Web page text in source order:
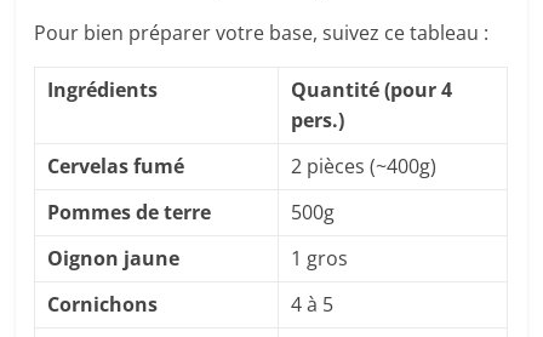
Pour bien préparer votre base, suivez ce tableau :
Ingrédients
Quantité (pour 4
pers.)
Cervelas fumé
2 pièces (~400g)
Pommes de terre
500g
Oignon jaune
1 gros
Cornichons
4 à 5